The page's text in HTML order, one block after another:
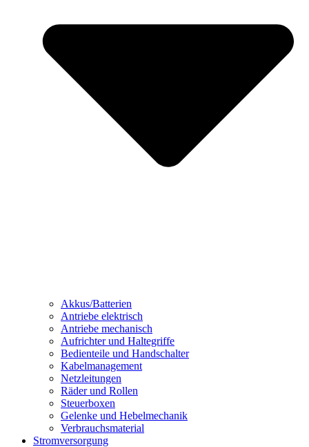
Akkus/Batterien
Antriebe elektrisch
Antriebe mechanisch
Aufrichter und Haltegriffe
Bedienteile und Handschalter
Kabelmanagement
Netzleitungen
Räder und Rollen
Steuerboxen
Gelenke und Hebelmechanik
Verbrauchsmaterial
Stromversorgung